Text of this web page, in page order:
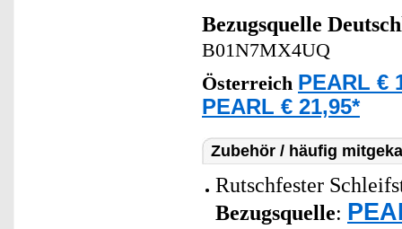
Bezugsquelle
B01N7MX4UQ
Österreich PEARL €
PEARL € 21,95*
Zubehör / häufig
Rutschfester
Bezugsquelle: